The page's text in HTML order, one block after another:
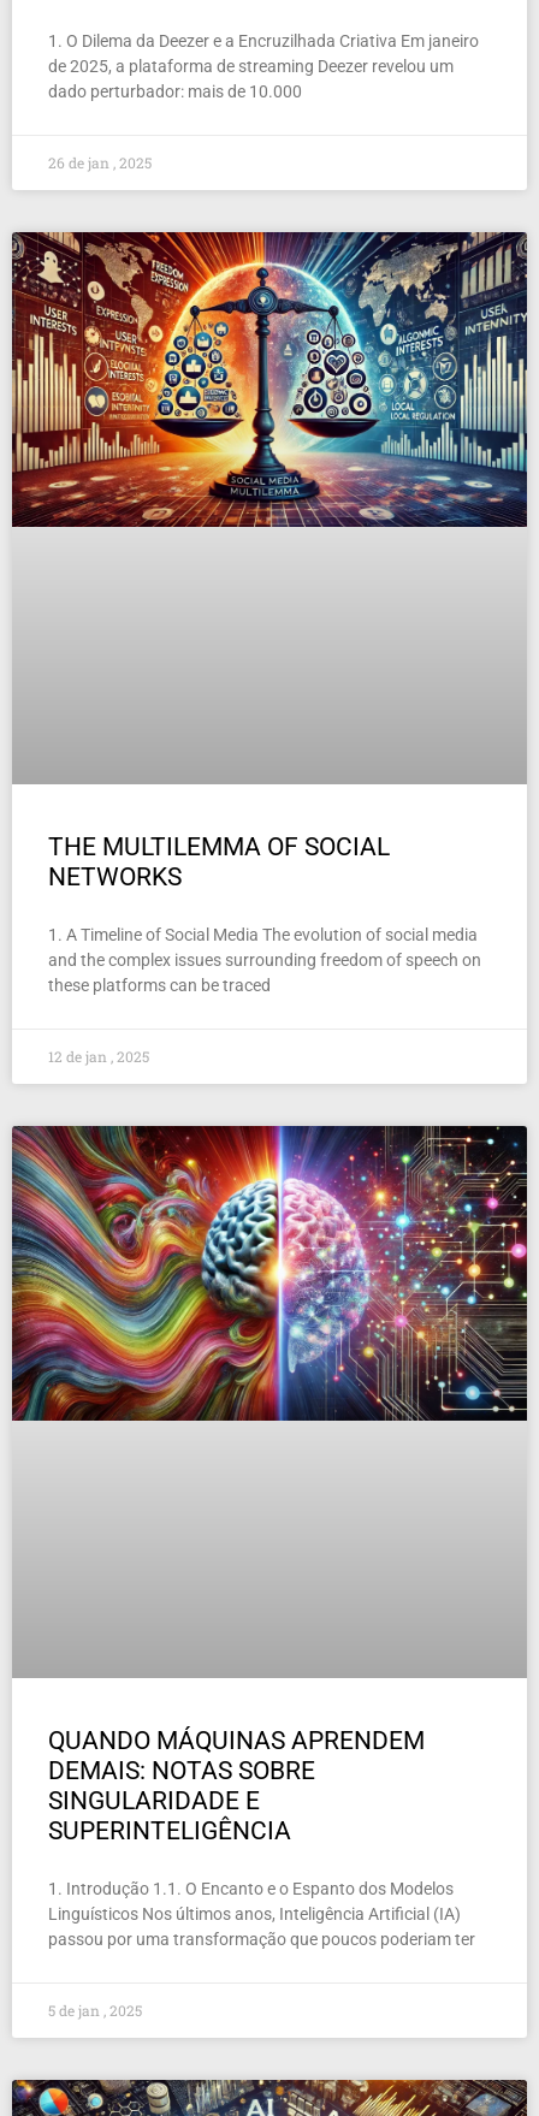
1. O Dilema da Deezer e a Encruzilhada Criativa Em janeiro
de 2025, a plataforma de streaming Deezer revelou um
dado perturbador: mais de 10.000
26 de jan , 2025
THE MULTILEMMA OF SOCIAL
NETWORKS
1. A Timeline of Social Media The evolution of social media
and the complex issues surrounding freedom of speech on
these platforms can be traced
12 de jan , 2025
QUANDO MÁQUINAS APRENDEM
DEMAIS: NOTAS SOBRE
SINGULARIDADE E
SUPERINTELIGÊNCIA
1. Introdução 1.1. O Encanto e o Espanto dos Modelos
Linguísticos Nos últimos anos, Inteligência Artificial (IA)
passou por uma transformação que poucos poderiam ter
5 de jan , 2025